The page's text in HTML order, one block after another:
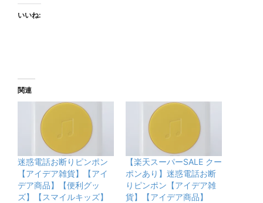
いいね:
関連
迷惑電話お断りピンポン
【アイデア雑貨】【アイ
デア商品】【便利グッ
ズ】【スマイルキッズ】
【楽天スーパーSALE クー
ポンあり】迷惑電話お断
りピンポン【アイデア雑
貨】【アイデア商品】